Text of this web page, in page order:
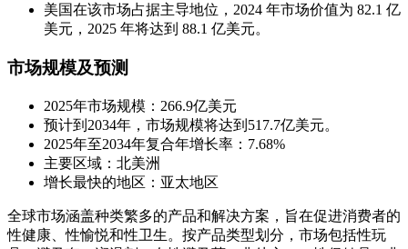
美国在该市场占据主导地位，2024 年市场价值为 82.1 亿
美元，2025 年将达到 88.1 亿美元。
市场规模及预测
2025年市场规模：266.9亿美元
预计到2034年，市场规模将达到517.7亿美元。
2025年至2034年复合年增长率：7.68%
主要区域：北美洲
增长最快的地区：亚太地区
全球市场涵盖种类繁多的产品和解决方案，旨在促进消费者的
性健康、性愉悦和性卫生。按产品类型划分，市场包括性玩